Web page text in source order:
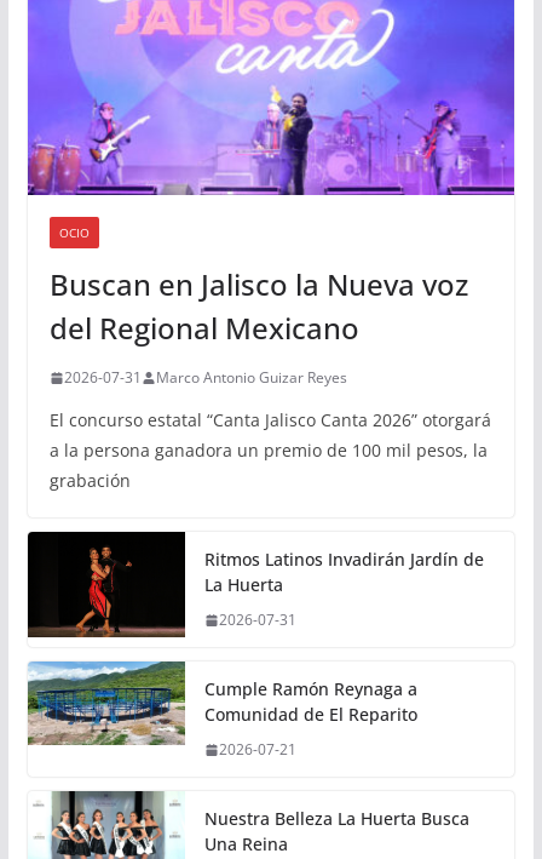
OCIO
Buscan en Jalisco la Nueva voz
del Regional Mexicano
2026-07-31 Marco Antonio Guizar Reyes
El concurso estatal “Canta Jalisco Canta 2026” otorgará
a la persona ganadora un premio de 100 mil pesos, la
grabación
Ritmos Latinos Invadirán Jardín de
La Huerta
2026-07-31
Cumple Ramón Reynaga a
Comunidad de El Reparito
2026-07-21
Nuestra Belleza La Huerta Busca
Una Reina